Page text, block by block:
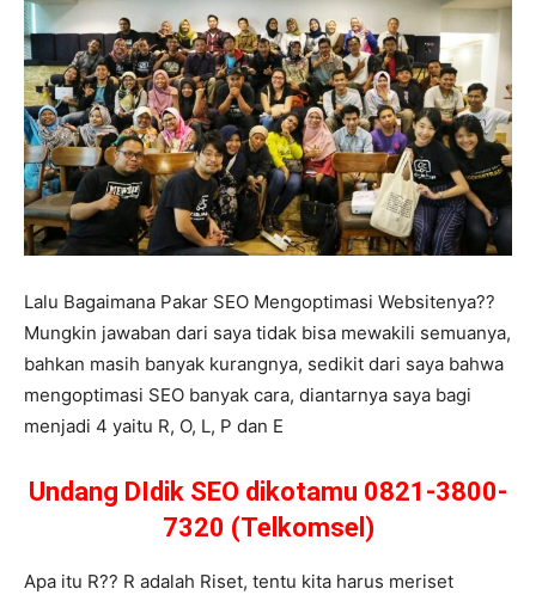
Lalu Bagaimana Pakar SEO Mengoptimasi Websitenya??
Mungkin jawaban dari saya tidak bisa mewakili semuanya,
bahkan masih banyak kurangnya, sedikit dari saya bahwa
mengoptimasi SEO banyak cara, diantarnya saya bagi
menjadi 4 yaitu R, O, L, P dan E
Undang DIdik SEO dikotamu 0821-3800-
7320 (Telkomsel)
Apa itu R?? R adalah Riset, tentu kita harus meriset